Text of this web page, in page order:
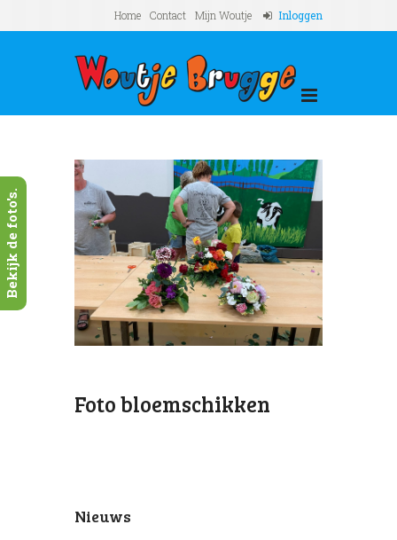
Home Contact Mijn Woutje Inloggen
Foto bloemschikken
Nieuws
Bekijk de foto's.